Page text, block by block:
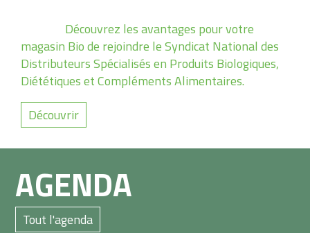
Règlementations
Promouvoir
Formation
Qualification
Professionnelle
Découvrez les avantages pour votre
magasin Bio de rejoindre le Syndicat National des
Distributeurs Spécialisés en Produits Biologiques,
Diététiques et Compléments Alimentaires.
Découvrir
AGENDA
Tout l'agenda